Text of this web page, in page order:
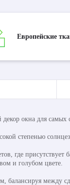
Европейские
окна для самых
степенью
где
и голубом цвете.
балансируя между